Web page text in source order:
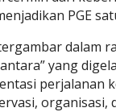
PGE
dalam
yang
organisasi,